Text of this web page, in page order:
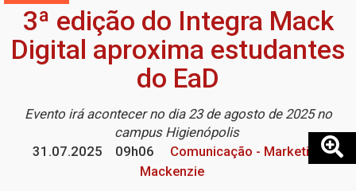
3ª edição do Integra Mack
Digital aproxima estudantes
do EaD
Evento irá acontecer no dia 23 de agosto de 2025 no
campus Higienópolis
31.07.2025
09h06
Comunicação - Marketing
Mackenzie